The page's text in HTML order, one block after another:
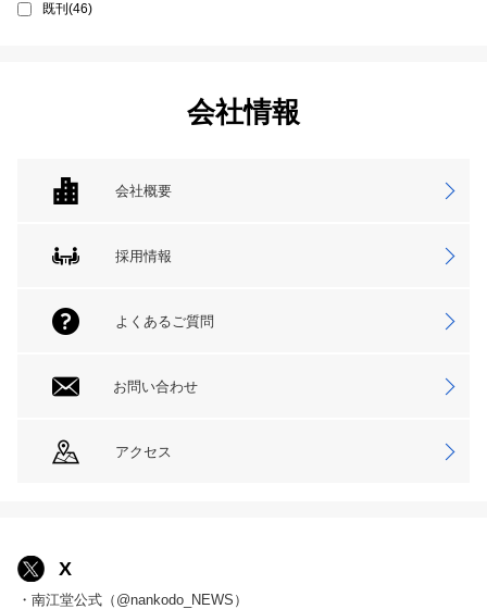
既刊(46)
会社情報
会社概要
採用情報
よくあるご質問
お問い合わせ
アクセス
X
・南江堂公式（@nankodo_NEWS）